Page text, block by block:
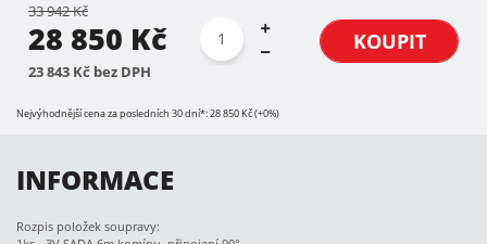
33 942 Kč
28 850 Kč
23 843 Kč bez DPH
KOUPIT
Nejvýhodnější cena za posledních 30 dní*: 28 850 Kč (+0%)
INFORMACE
Rozpis položek soupravy: